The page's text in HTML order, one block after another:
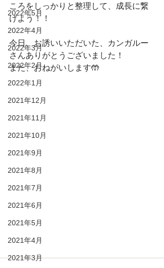
2022年5月
2022年4月
2022年3月
2022年2月
2022年1月
2021年12月
2021年11月
2021年10月
2021年9月
2021年8月
2021年7月
2021年6月
2021年5月
2021年4月
2021年3月
ころをしっかりと整理して、成長に繋
げよう！！
今日、お誘いいただいた、カンガルー
さんありがとうございました！
また、おねがいします🤲